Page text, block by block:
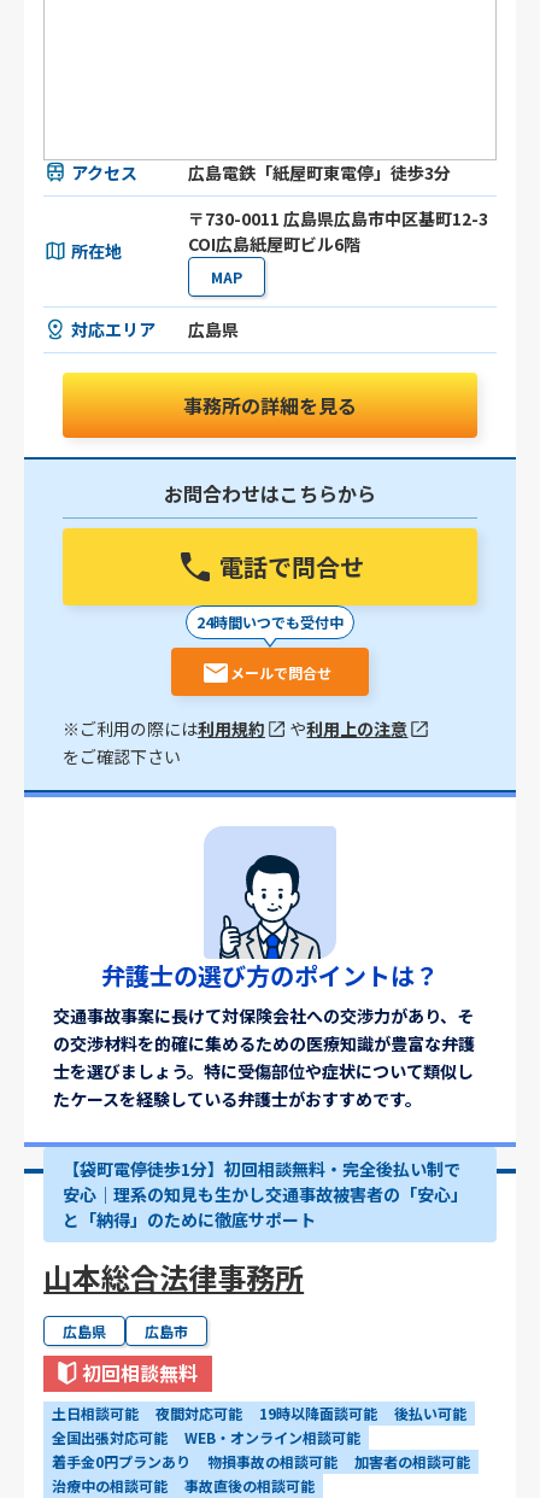
アクセス 広島電鉄「紙屋町東電停」徒歩3分
所在地
〒730-0011 広島県広島市中区基町12-3
COI広島紙屋町ビル6階
MAP
対応エリア 広島県
事務所の詳細を見る
お問合わせはこちらから
電話で問合せ
24時間いつでも受付中
メールで問合せ
※ご利用の際には利用規約 や利用上の注意
をご確認下さい
弁護士の選び方のポイントは？
交通事故事案に長けて対保険会社への交渉力があり、そ
の交渉材料を的確に集めるための医療知識が豊富な弁護
士を選びましょう。特に受傷部位や症状について類似し
たケースを経験している弁護士がおすすめです。
【袋町電停徒歩1分】初回相談無料・完全後払い制で
安心｜理系の知見も生かし交通事故被害者の「安心」
と「納得」のために徹底サポート
山本総合法律事務所
広島県 広島市
初回相談無料
土日相談可能 夜間対応可能 19時以降面談可能
後払い可能
全国出張対応可能
WEB・オンライン相談可能
着手金0円プランあり
物損事故の相談可能
加害者の相談可能
治療中の相談可能
事故直後の相談可能